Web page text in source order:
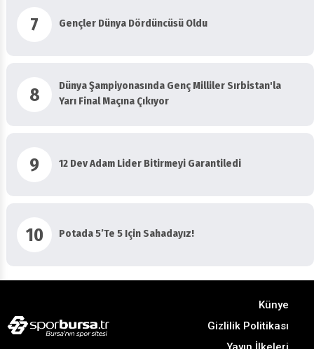
7 Gençler Dünya Dördüncüsü Oldu
8
Dünya Şampiyonasında Genç Milliler Sırbistan'la
Yarı Final Maçına Çıkıyor
9 12 Dev Adam Lider Bitirmeyi Garantiledi
10 Potada 5’te 5 Için Sahadayız!
Künye
Gizlilik Politikası